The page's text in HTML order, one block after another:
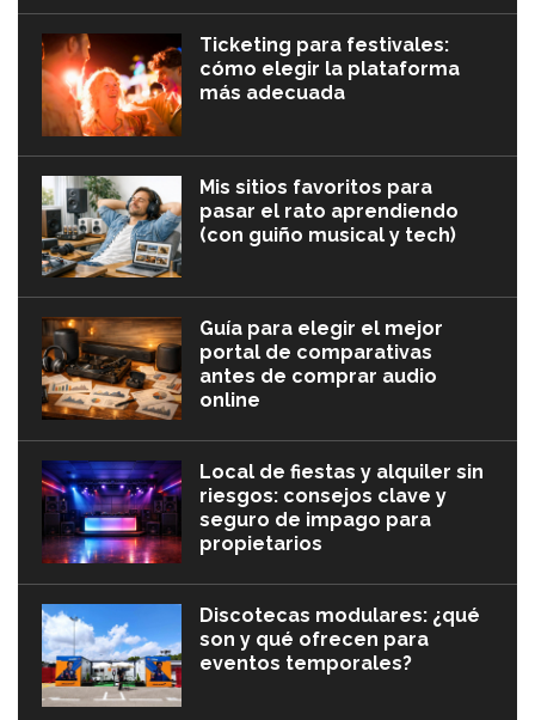
Ticketing para festivales:
cómo elegir la plataforma
más adecuada
Mis sitios favoritos para
pasar el rato aprendiendo
(con guiño musical y tech)
Guía para elegir el mejor
portal de comparativas
antes de comprar audio
online
Local de fiestas y alquiler sin
riesgos: consejos clave y
seguro de impago para
propietarios
Discotecas modulares: ¿qué
son y qué ofrecen para
eventos temporales?